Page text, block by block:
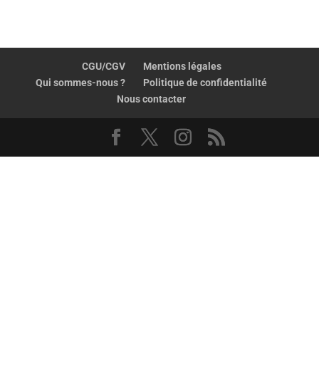
CGU/CGV
Mentions légales
Qui sommes-nous ?
Politique de confidentialité
Nous contacter